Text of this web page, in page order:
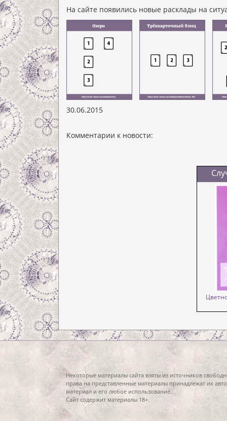
На сайте появились новые расклады на
30.06.2015
Комментарии к новости:
Некоторые материалы сайта взяты из источников
права на представленные материалы принадлежат их
материал и его любое использование.
Сайт содержит материалы 18+.